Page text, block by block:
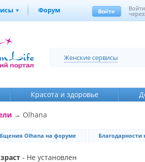
Форум Войти
Женские сервисы
Красота и здоровье
→ Olhana
Olhana на форуме
- Не установлен